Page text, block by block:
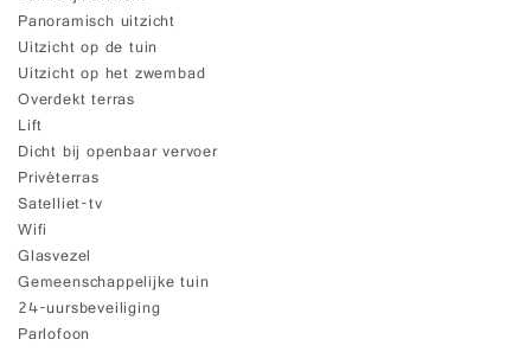
Panoramisch uitzicht
Uitzicht op de tuin
Uitzicht op het zwembad
Overdekt terras
Lift
Dicht bij openbaar vervoer
Privéterras
Satelliet-tv
Wifi
Glasvezel
Gemeenschappelijke tuin
24-uursbeveiliging
Parlofoon